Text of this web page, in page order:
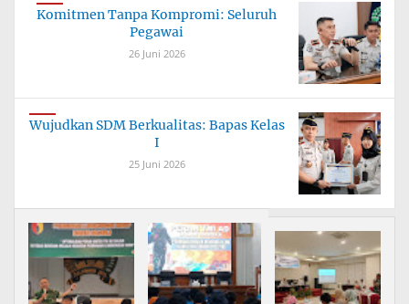
Komitmen Tanpa Kompromi: Seluruh
Pegawai
26 Juni 2026
Wujudkan SDM Berkualitas: Bapas Kelas
I
25 Juni 2026